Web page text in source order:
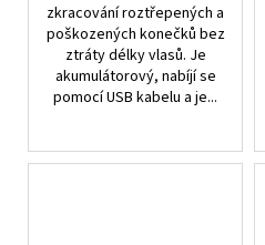
zkracování roztřepených a
poškozených konečků bez
ztráty délky vlasů. Je
akumulátorový, nabíjí se
pomocí USB kabelu a je...